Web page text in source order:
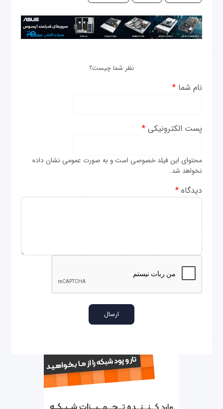
نظر شما چیست؟
نام شما*
پست الکترونیکی*
محتوای این فیلد خصوصی است و به صورت عمومی نشان داده
نخواهد شد.
دیدگاه*